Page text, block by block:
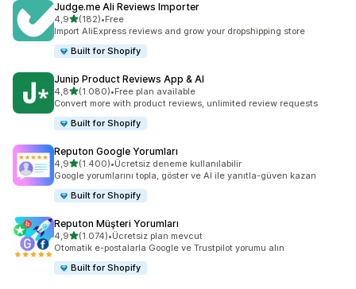
Judge.me Ali Reviews Importer
4,95 yıldız üzerinden
(182)
toplam 182 değerlendirme
•Free
Import AliExpress reviews and grow your dropshipping store
Built for Shopify
Junip Product Reviews App & AI
4,85 yıldız üzerinden
(1.080)
toplam 1080 değerlendirme
•Free plan available
Convert more with product reviews, unlimited review requests
Built for Shopify
Reputon Google Yorumları
4,95 yıldız üzerinden
(1.400)
toplam 1400 değerlendirme
•Ücretsiz deneme kullanılabilir
Google yorumlarını topla, göster ve AI ile yanıtla-güven kazan
Built for Shopify
Reputon Müşteri Yorumları
4,95 yıldız üzerinden
(1.074)
toplam 1074 değerlendirme
•Ücretsiz plan mevcut
Otomatik e-postalarla Google ve Trustpilot yorumu alın
Built for Shopify